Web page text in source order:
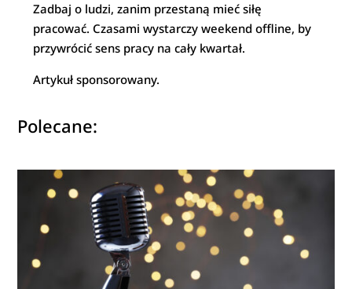
Zadbaj o ludzi, zanim przestaną mieć siłę
pracować. Czasami wystarczy weekend offline, by
przywrócić sens pracy na cały kwartał.
Artykuł sponsorowany.
Polecane: